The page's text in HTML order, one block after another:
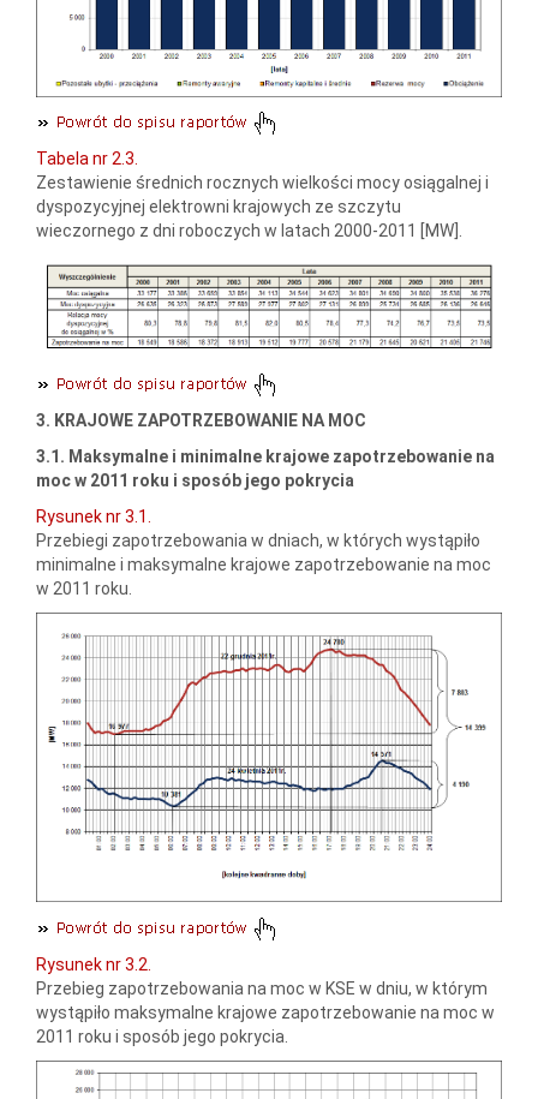
Tabela nr 2.3.
Zestawienie średnich rocznych wielkości mocy osiągalnej i
dyspozycyjnej elektrowni krajowych ze szczytu
wieczornego z dni roboczych w latach 2000-2011 [MW].
3. KRAJOWE ZAPOTRZEBOWANIE NA MOC
3.1. Maksymalne i minimalne krajowe zapotrzebowanie na
moc w 2011 roku i sposób jego pokrycia
Rysunek nr 3.1.
Przebiegi zapotrzebowania w dniach, w których wystąpiło
minimalne i maksymalne krajowe zapotrzebowanie na moc
w 2011 roku.
Rysunek nr 3.2.
Przebieg zapotrzebowania na moc w KSE w dniu, w którym
wystąpiło maksymalne krajowe zapotrzebowanie na moc w
2011 roku i sposób jego pokrycia.